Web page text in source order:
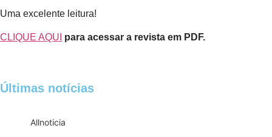
Uma excelente leitura!
CLIQUE AQUI para acessar a revista em PDF.
Últimas notícias
Allnoticia